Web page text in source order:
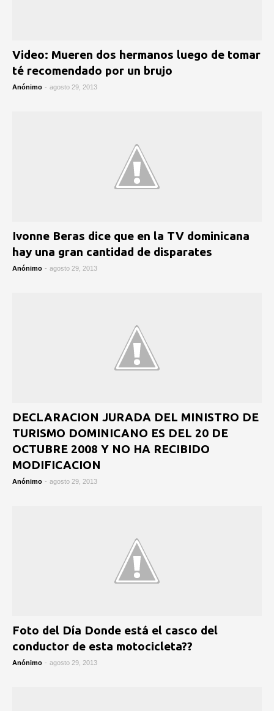
Video: Mueren dos hermanos luego de tomar
té recomendado por un brujo
Anónimo - agosto 29, 2013
Ivonne Beras dice que en la TV dominicana
hay una gran cantidad de disparates
Anónimo - agosto 29, 2013
DECLARACION JURADA DEL MINISTRO DE
TURISMO DOMINICANO ES DEL 20 DE
OCTUBRE 2008 Y NO HA RECIBIDO
MODIFICACION
Anónimo - agosto 29, 2013
Foto del Día Donde está el casco del
conductor de esta motocicleta??
Anónimo - agosto 29, 2013